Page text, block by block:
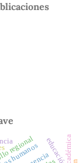
educación
regional